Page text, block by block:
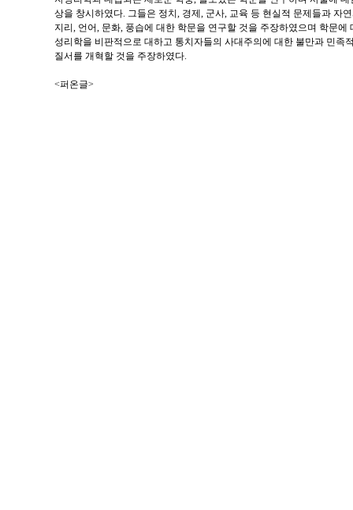
상을 창시하였다. 그들은 정치, 경제, 군사, 교육 등 현실적 문제들과 자
지리, 언어, 문화, 풍습에 대한 학문을 연구할 것을 주장하였으며 학문
성리학을 비판적으로 대하고 통치자들의 사대주의에 대한 불만과 민족
질서를 개혁할 것을 주장하였다.
<퍼온글>